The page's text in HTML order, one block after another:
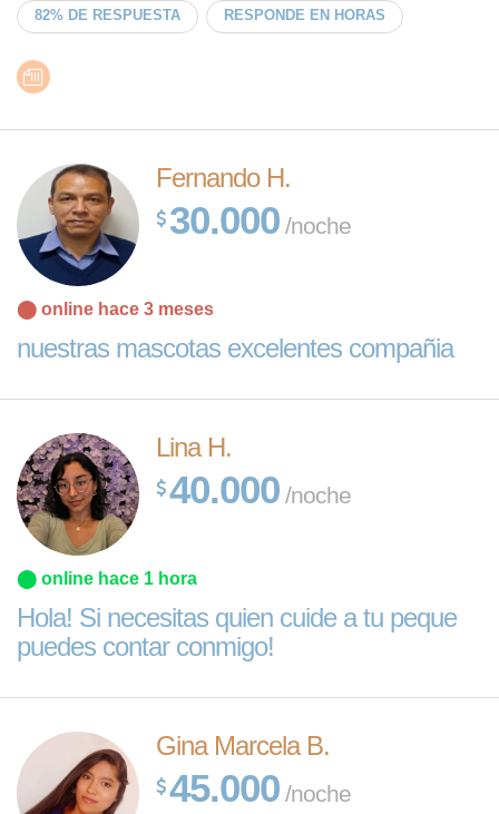
82% DE RESPUESTA RESPONDE EN HORAS
Fernando H.
30.000 /noche
⬤ online hace 3 meses
nuestras mascotas excelentes compañia
Lina H.
40.000 /noche
⬤ online hace 1 hora
Hola! Si necesitas quien cuide a tu peque
puedes contar conmigo!
Gina Marcela B.
45.000 /noche